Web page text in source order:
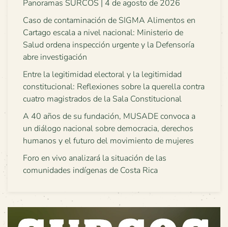
Panoramas SURCOS | 4 de agosto de 2026
Caso de contaminación de SIGMA Alimentos en
Cartago escala a nivel nacional: Ministerio de
Salud ordena inspección urgente y la Defensoría
abre investigación
Entre la legitimidad electoral y la legitimidad
constitucional: Reflexiones sobre la querella contra
cuatro magistrados de la Sala Constitucional
A 40 años de su fundación, MUSADE convoca a
un diálogo nacional sobre democracia, derechos
humanos y el futuro del movimiento de mujeres
Foro en vivo analizará la situación de las
comunidades indígenas de Costa Rica